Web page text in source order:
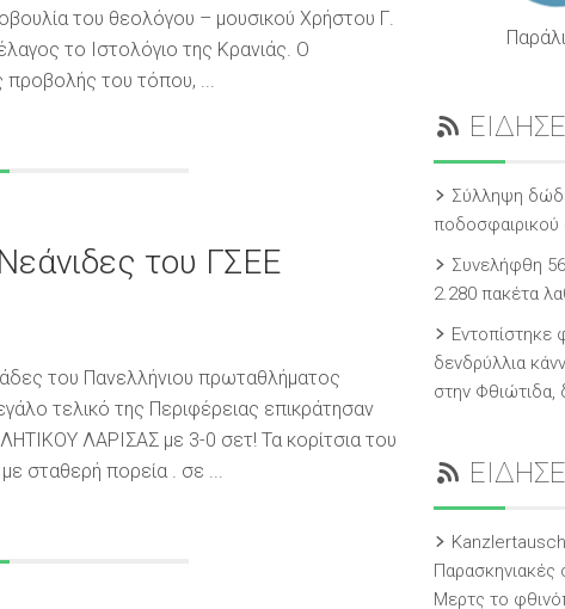
του θεολόγου – μουσικού Χρήστου Γ.
το Ιστολόγιο της Κρανιάς. Ο
προβολής του τόπου, ...
του ΓΣΕΕ
του Πανελλήνιου πρωταθλήματος
τελικό της Περιφέρειας επικράτησαν
ΛΑΡΙΣΑΣ με 3-0 σετ! Τα κορίτσια του
σταθερή πορεία . σε ...
Σύλληψη
Συνελήφθη
2.280 πακέτα
Εντοπίστηκε
δενδρύλλια
στην Φθιώτιδα,
Παρασκηνιακές
Μερτς το